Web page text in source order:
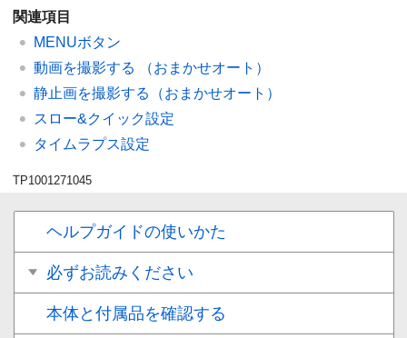
関連項目
MENUボタン
動画を撮影する （おまかせオート ）
静止画を撮影する（おまかせオート）
スロー&クイック設定
タイムラプス設定
TP1001271045
ヘルプガイドの使いかた
必ずお読みください
本体と付属品を確認する